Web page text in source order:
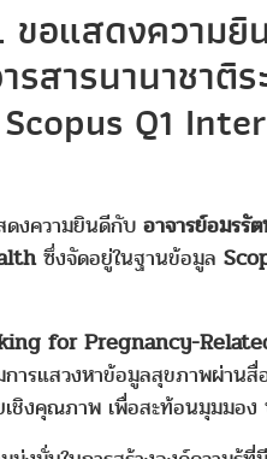
ขอแสดงความ
สารนานาชาติ
Q1
ดงความยินดีกับ อาจารย์อมร
ซึ่งจัดอยู่ในฐานข้อมูล
for Pregnancy-
รแสวงหาข้อมูลสุขภาพผ่านสื่
ชิงคุณภาพ เพื่อสะท้อนมุมม